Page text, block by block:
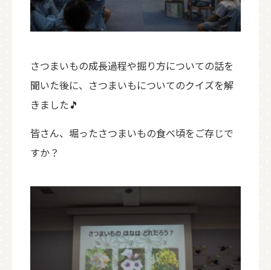
さつまいもの成長過程や掘り方についての話を
聞いた後に、さつまいもについてのクイズを解
きました🎵
皆さん、堀ったさつまいもの食べ頃をご存じで
すか？